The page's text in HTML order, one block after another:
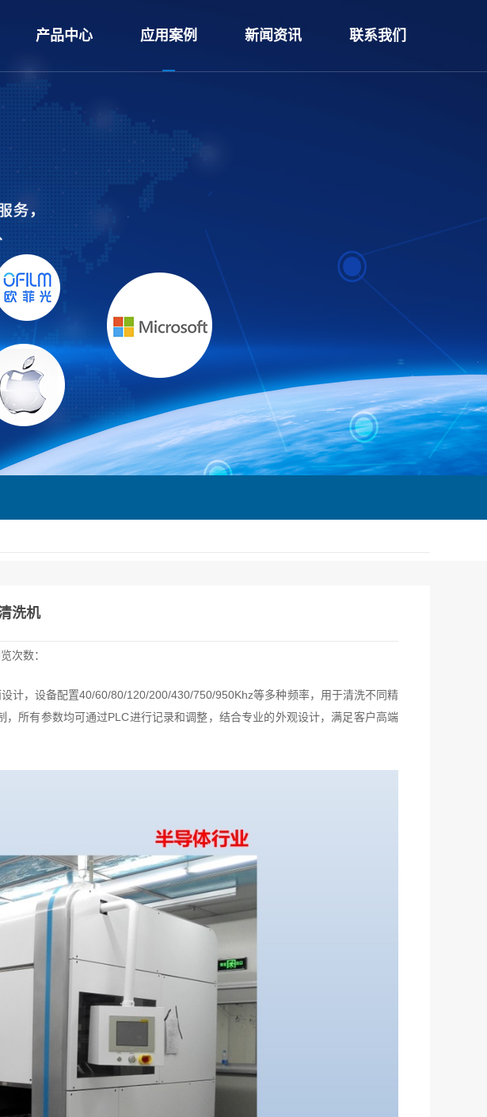
产品中心 应用案例 新闻资讯 联系我们
洗机
次数：
计，设备配置40/60/80/120/200/430/750/950Khz等多种频率，用于清洗不同精
所有参数均可通过PLC进行记录和调整，结合专业的外观设计，满足客户高端